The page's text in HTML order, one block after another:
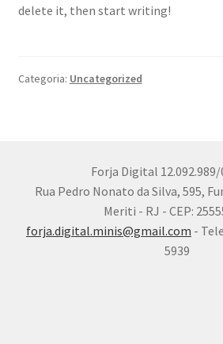
delete it, then start writing!
Categoria: Uncategorized
Forja Digital 12.092.989/
Rua Pedro Nonato da Silva, 595,
Meriti - RJ - CEP:
forja.digital.minis@gmail.com -
5939